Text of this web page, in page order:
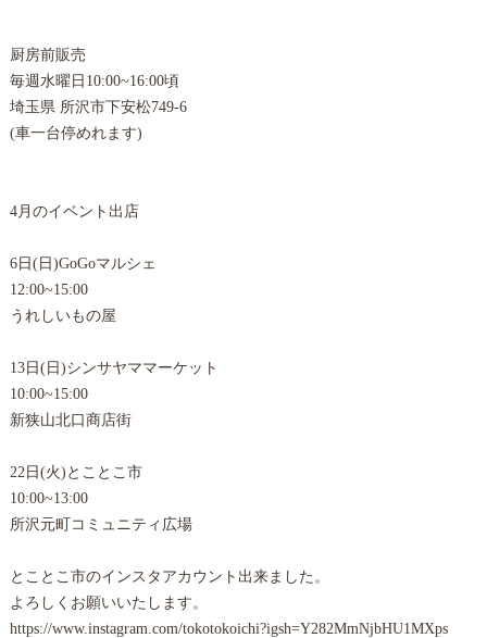
厨房前販売
毎週水曜日10:00~16:00頃
埼玉県 所沢市下安松749-6
(車一台停めれます)
4月のイベント出店
6日(日)GoGoマルシェ
12:00~15:00
うれしいもの屋
13日(日)シンサヤママーケット
10:00~15:00
新狭山北口商店街
22日(火)とことこ市
10:00~13:00
所沢元町コミュニティ広場
とことこ市のインスタアカウント出来ました。
よろしくお願いいたします。
https://www.instagram.com/tokotokoichi?igsh=Y282MmNjbHU1MXps